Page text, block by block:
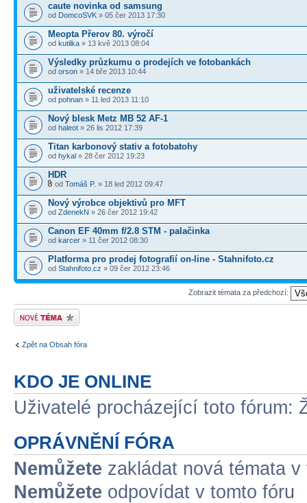
caute novinka od samsung
od DomcoSVK » 05 čer 2013 17:30
Meopta Přerov 80. výročí
od kutilka » 13 kvě 2013 08:04
Výsledky průzkumu o prodejích ve fotobankách
od orson » 14 bře 2013 10:44
uživatelské recenze
od pohnan » 11 led 2013 11:10
Nový blesk Metz MB 52 AF-1
od haleot » 26 lis 2012 17:39
Titan karbonový stativ a fotobatohy
od hykal » 28 čer 2012 19:23
HDR
od Tomáš P. » 18 led 2012 09:47
Nový výrobce objektivů pro MFT
od ZdenekN » 26 čer 2012 19:42
Canon EF 40mm f/2.8 STM - palačinka
od karcer » 11 čer 2012 08:30
Platforma pro prodej fotografií on-line - Stahnifoto.cz
od Stahnifoto.cz » 09 čer 2012 23:46
Zobrazit témata za předchozí:
Odeslat nové téma
Zpět na Obsah fóra
KDO JE ONLINE
Uživatelé procházející toto fórum:
OPRÁVNĚNÍ FÓRA
Nemůžete zakládat nová témata v
Nemůžete odpovídat v tomto fóru